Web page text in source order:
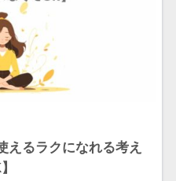
えるラクになれる考え